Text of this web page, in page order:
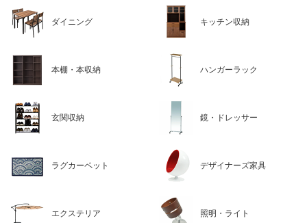
ダイニング キッチン収納
本棚・本収納 ハンガーラック
玄関収納 鏡・ドレッサー
ラグカーペット デザイナーズ家具
エクステリア 照明・ライト